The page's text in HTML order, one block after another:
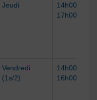
Jeudi 14h00
1 7h00
Vendredi
(1s/2)
14h00 –
16h00